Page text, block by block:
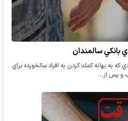
سالمندان
كه به بهانه كمك كردن به افراد سالخورده براي
و پس از…